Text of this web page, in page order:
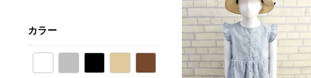
カラー
ブラウン